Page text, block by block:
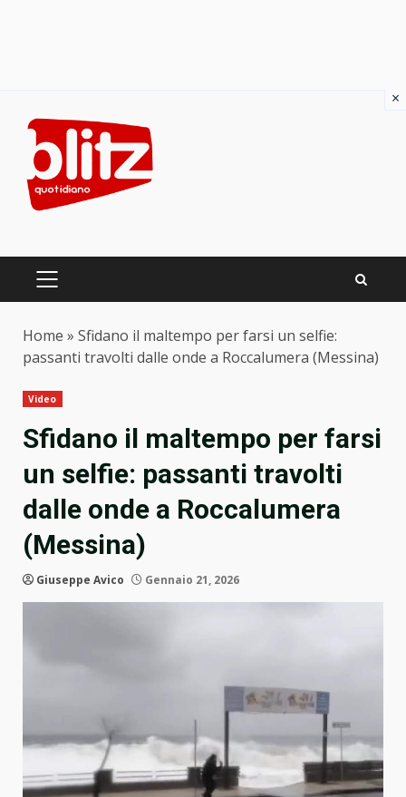
content
PRIMARY
Home » Sfidano il maltempo per farsi un selfie:
passanti travolti dalle onde a Roccalumera (Messina)
Video
Sfidano il maltempo per farsi
un selfie: passanti travolti
dalle onde a Roccalumera
(Messina)
Giuseppe Avico Gennaio 21, 2026
×